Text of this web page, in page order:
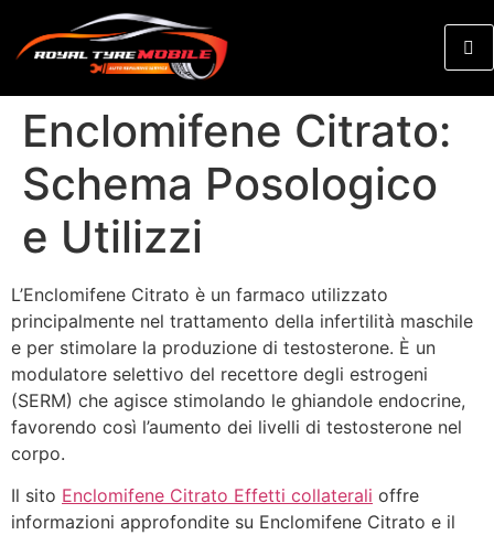
Enclomifene Citrato:
Schema Posologico
e Utilizzi
L’Enclomifene Citrato è un farmaco utilizzato
principalmente nel trattamento della infertilità maschile
e per stimolare la produzione di testosterone. È un
modulatore selettivo del recettore degli estrogeni
(SERM) che agisce stimolando le ghiandole endocrine,
favorendo così l’aumento dei livelli di testosterone nel
corpo.
Il sito Enclomifene Citrato Effetti collaterali offre
informazioni approfondite su Enclomifene Citrato e il